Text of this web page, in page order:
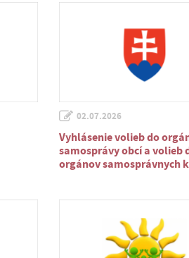
02.07.2026
Vyhlásenie volieb do
samosprávy obcí a volieb
orgánov samosprávnych